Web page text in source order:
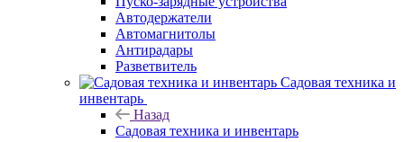
Автодержатели
Автомагнитолы
Антирадары
Разветвитель
Садовая техника и
инвентарь
Назад
Садовая техника и инвентарь